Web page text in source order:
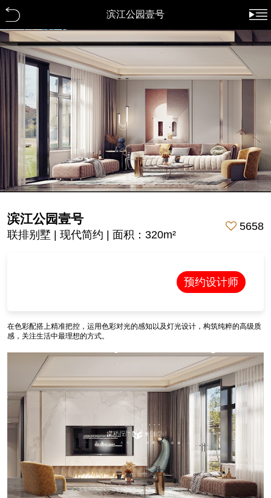
滨江公园壹号
滨江公园壹号
联排别墅 | 现代简约 | 面积：320m²
5658
预约设计师
在色彩配搭上精准把控，运用色彩对光的感知以及灯光设计，构筑纯粹的高级质
感，关注生活中最理想的方式。